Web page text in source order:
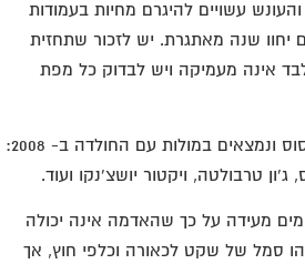
עשויים להיגרם מחיות בעמודות
שנה מאתגרת. יש לזכור שתחזית
אינה מעמיקה ויש לבדוק כל מפת
מפורסמים שנולדו בשנת הסוס ונמצאים במולות עם החולדה ב- 2008:
טרבולטה, ויקטור יושצ'נקו ועוד.
מעידה על כך שהאדמה אינה יכולה
סמל של שקט לכאורה וכלפי חוץ, אך